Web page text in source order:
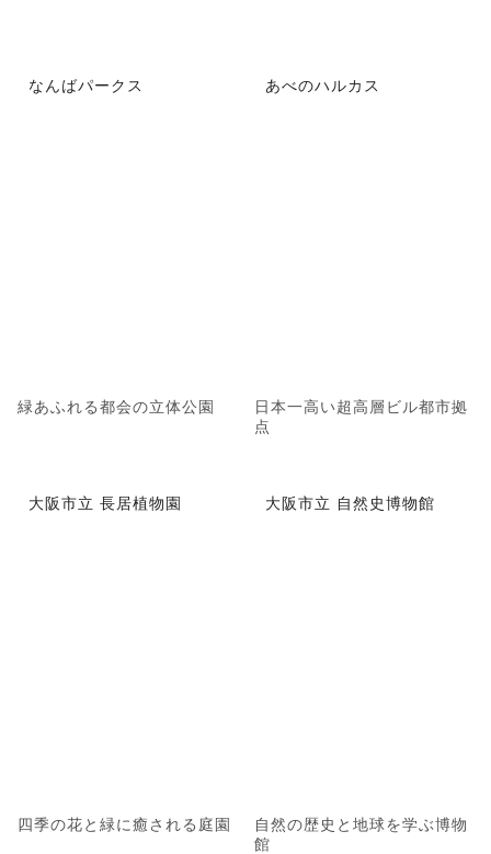
なんばパークス
緑あふれる都会の立体公園
あべのハルカス
日本一高い超高層ビル都市拠
点
大阪市立 長居植物園
四季の花と緑に癒される庭園
大阪市立 自然史博物館
自然の歴史と地球を学ぶ博物
館